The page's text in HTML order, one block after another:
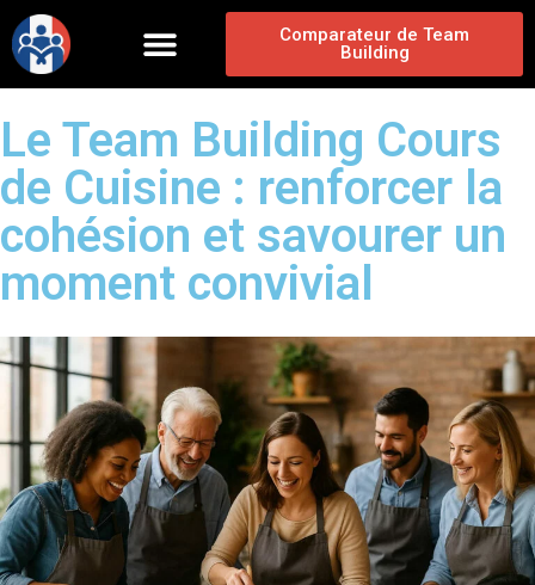
Comparateur de Team
Building
Le Team Building Cours
de Cuisine : renforcer la
cohésion et savourer un
moment convivial